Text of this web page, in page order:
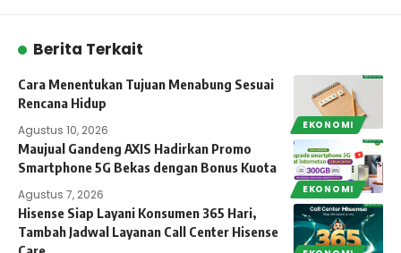
Berita Terkait
EKONOMI
Cara Menentukan Tujuan Menabung Sesuai
Rencana Hidup
Agustus 10, 2026
EKONOMI
Maujual Gandeng AXIS Hadirkan Promo
Smartphone 5G Bekas dengan Bonus Kuota
Agustus 7, 2026
Hisense Siap Layani Konsumen 365 Hari,
Tambah Jadwal Layanan Call Center Hisense